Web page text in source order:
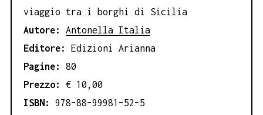
viaggio tra i borghi di Sicilia
Autore: Antonella Italia
Editore: Edizioni Arianna
Pagine:
80
Prezzo: € 10,00
ISBN: 978–88–99981–52–5